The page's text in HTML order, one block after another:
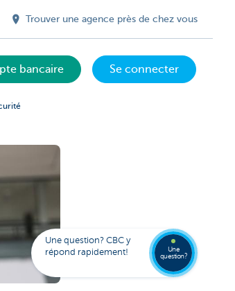
Trouver une agence près de chez vous
bancaire Se connecter
Une question? CBC y
répond rapidement!
Une
question?